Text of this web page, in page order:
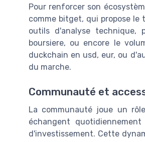
Pour renforcer son
comme bitget, qui propose le
outils d'analyse technique,
boursiere, ou encore le
duckchain en usd, eur, ou
du marche.
Communauté et
La communauté joue un
échangent
d'investissement. Cette